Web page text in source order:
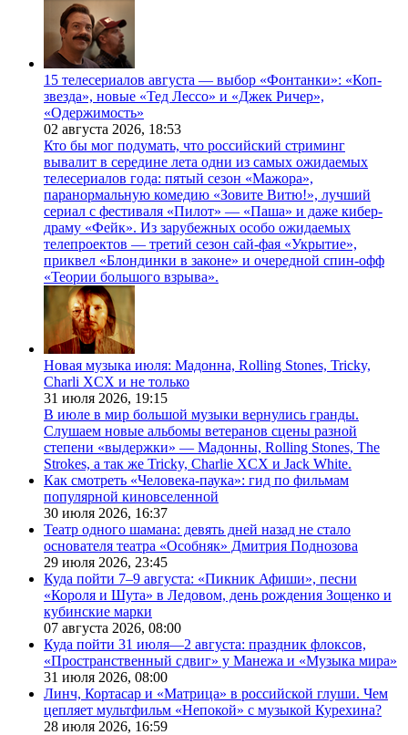
15 телесериалов августа — выбор «Фонтанки»: «Коп-
звезда», новые «Тед Лессо» и «Джек Ричер»,
«Одержимость»
02 августа 2026, 18:53
Кто бы мог подумать, что российский стриминг
вывалит в середине лета одни из самых ожидаемых
телесериалов года: пятый сезон «Мажора»,
паранормальную комедию «Зовите Витю!», лучший
сериал с фестиваля «Пилот» — «Паша» и даже кибер-
драму «Фейк». Из зарубежных особо ожидаемых
телепроектов — третий сезон сай-фая «Укрытие»,
приквел «Блондинки в законе» и очередной спин-офф
«Теории большого взрыва».
Новая музыка июля: Мадонна, Rolling Stones, Tricky,
Charli XCX и не только
31 июля 2026, 19:15
В июле в мир большой музыки вернулись гранды.
Слушаем новые альбомы ветеранов сцены разной
степени «выдержки» — Мадонны, Rolling Stones, The
Strokes, а так же Tricky, Charlie XCX и Jack White.
Как смотреть «Человека-паука»: гид по фильмам
популярной киновселенной
30 июля 2026, 16:37
Театр одного шамана: девять дней назад не стало
основателя театра «Особняк» Дмитрия Поднозова
29 июля 2026, 23:45
Куда пойти 7–9 августа: «Пикник Афиши», песни
«Короля и Шута» в Ледовом, день рождения Зощенко и
кубинские марки
07 августа 2026, 08:00
Куда пойти 31 июля—2 августа: праздник флоксов,
«Пространственный сдвиг» у Манежа и «Музыка мира»
31 июля 2026, 08:00
Линч, Кортасар и «Матрица» в российской глуши. Чем
цепляет мультфильм «Непокой» с музыкой Курехина?
28 июля 2026, 16:59